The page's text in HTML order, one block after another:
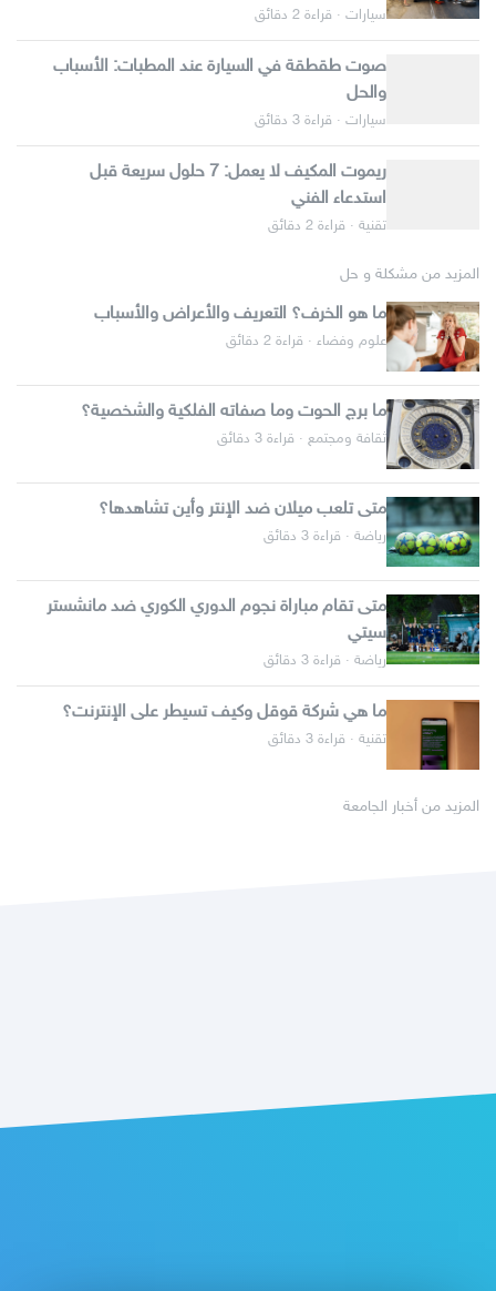
سيارات · قراءة 2 دقائق
صوت طقطقة في السيارة عند المطبات: الأسباب
والحل
سيارات · قراءة 3 دقائق
ريموت المكيف لا يعمل: 7 حلول سريعة قبل
استدعاء الفني
تقنية · قراءة 2 دقائق
المزيد من مشكلة و حل
ما هو الخرف؟ التعريف والأعراض والأسباب
علوم وفضاء · قراءة 2 دقائق
ما برج الحوت وما صفاته الفلكية والشخصية؟
ثقافة ومجتمع · قراءة 3 دقائق
متى تلعب ميلان ضد الإنتر وأين تشاهدها؟
رياضة · قراءة 3 دقائق
متى تقام مباراة نجوم الدوري الكوري ضد مانشستر
سيتي
رياضة · قراءة 3 دقائق
ما هي شركة قوقل وكيف تسيطر على الإنترنت؟
تقنية · قراءة 3 دقائق
المزيد من أخبار الجامعة